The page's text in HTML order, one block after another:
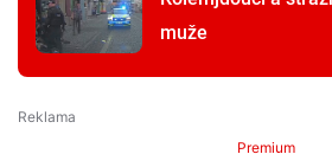
muže
Premium